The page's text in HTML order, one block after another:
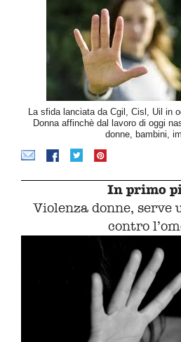
La sfida lanciata da Cgil, Cisl, Uil in
Donna affinchè dal lavoro di oggi
donne, bambini,
In primo
Violenza donne, serve
contro